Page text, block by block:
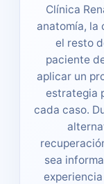
Clínica
anatomía, la
el resto
paciente
aplicar un
estrategia
cada caso.
sea